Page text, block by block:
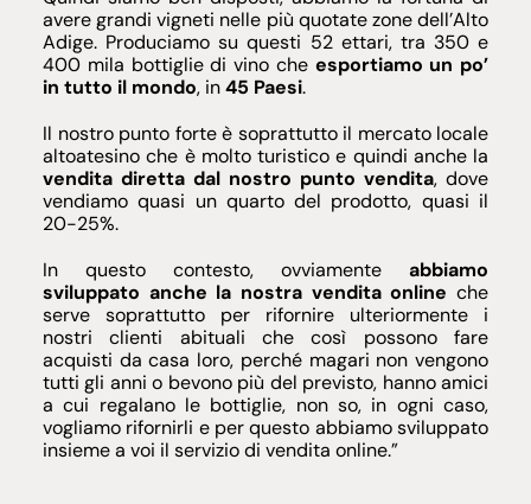
avere grandi vigneti nelle più quotate zone dell’Alto
Adige. Produciamo su questi 52 ettari, tra 350 e
400 mila bottiglie di vino che esportiamo un po’
in tutto il mondo, in45 Paesi.
Il nostro punto forte è soprattutto il mercato locale
altoatesino che è molto turistico e quindi anche la
vendita diretta dal nostro punto vendita, dove
vendiamo quasi un quarto del prodotto, quasi il
20-25%.
In questo contesto, ovviamente abbiamo
sviluppato anche la nostra vendita online che
serve soprattutto per rifornire ulteriormente i
nostri clienti abituali che così possono fare
acquisti da casa loro, perché magari non vengono
tutti gli anni o bevono più del previsto, hanno amici
a cui regalano le bottiglie, non so, in ogni caso,
vogliamo rifornirli e per questo abbiamo sviluppato
insieme a voi il servizio di vendita online.”